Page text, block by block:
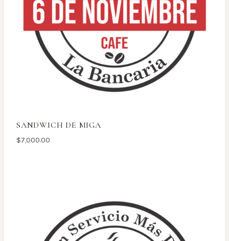
SANDWICH DE MIGA
$7,000.00